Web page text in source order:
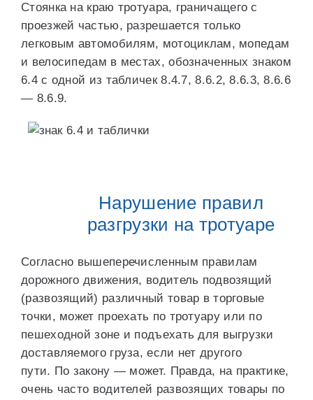
Стоянка на краю тротуара, граничащего с
проезжей частью, разрешается только
легковым автомобилям, мотоциклам, мопедам
и велосипедам в местах, обозначенных знаком
6.4 с одной из табличек 8.4.7, 8.6.2, 8.6.3, 8.6.6
— 8.6.9.
Нарушение правил
разгрузки на тротуаре
Согласно вышеперечисленным правилам
дорожного движения, водитель подвозящий
(развозящий) различный товар в торговые
точки, может проехать по тротуару или по
пешеходной зоне и подъехать для выгрузки
доставляемого груза, если нет другого
пути. По закону — может. Правда, на практике,
очень часто водителей развозящих товары по